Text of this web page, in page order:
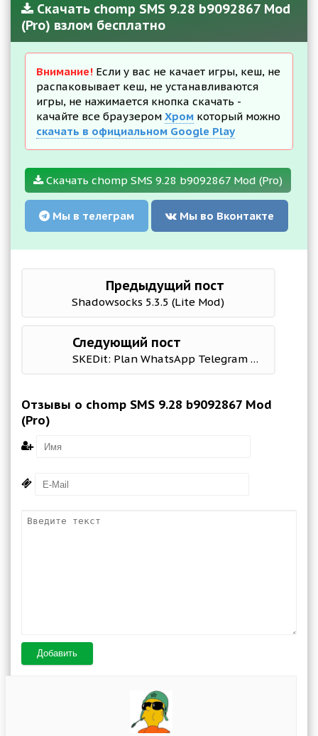
Скачать chomp SMS 9.28 b9092867 Mod
(Pro) взлом бесплатно
Внимание! Если у вас не качает игры, кеш, не
распаковывает кеш, не устанавливаются
игры, не нажимается кнопка скачать -
качайте все браузером Хром который можно
скачать в официальном Google Play
Скачать chomp SMS 9.28 b9092867 Mod (Pro)
Мы в телеграм Мы во Вконтакте
Предыдущий пост
Shadowsocks 5.3.5 (Lite Mod)
Следующий пост
SKEDit: Plan WhatsApp Telegram 3.2.0.9 Mod (Unlocked)
Отзывы о chomp SMS 9.28 b9092867 Mod
(Pro)
Добавить